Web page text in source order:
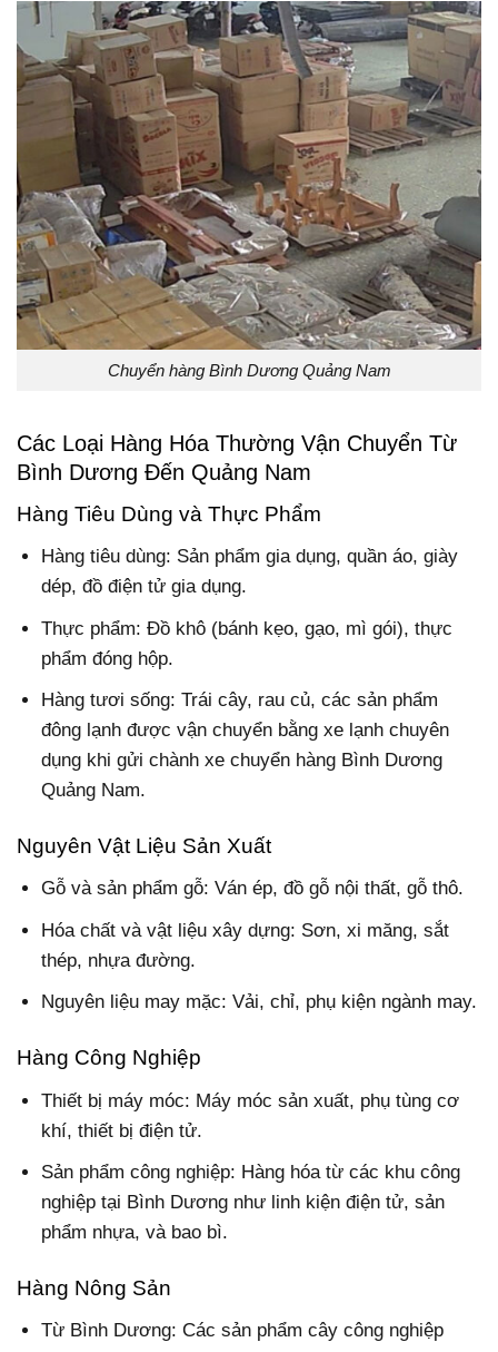
Chuyển hàng Bình Dương Quảng Nam
Các Loại Hàng Hóa Thường Vận Chuyển Từ
Bình Dương Đến Quảng Nam
Hàng Tiêu Dùng và Thực Phẩm
Hàng tiêu dùng: Sản phẩm gia dụng, quần áo, giày
dép, đồ điện tử gia dụng.
Thực phẩm: Đồ khô (bánh kẹo, gạo, mì gói), thực
phẩm đóng hộp.
Hàng tươi sống: Trái cây, rau củ, các sản phẩm
đông lạnh được vận chuyển bằng xe lạnh chuyên
dụng khi gửi chành xe chuyển hàng Bình Dương
Quảng Nam.
Nguyên Vật Liệu Sản Xuất
Gỗ và sản phẩm gỗ: Ván ép, đồ gỗ nội thất, gỗ thô.
Hóa chất và vật liệu xây dựng: Sơn, xi măng, sắt
thép, nhựa đường.
Nguyên liệu may mặc: Vải, chỉ, phụ kiện ngành may.
Hàng Công Nghiệp
Thiết bị máy móc: Máy móc sản xuất, phụ tùng cơ
khí, thiết bị điện tử.
Sản phẩm công nghiệp: Hàng hóa từ các khu công
nghiệp tại Bình Dương như linh kiện điện tử, sản
phẩm nhựa, và bao bì.
Hàng Nông Sản
Từ Bình Dương: Các sản phẩm cây công nghiệp